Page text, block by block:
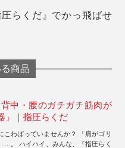
らくだ』でかっ飛ばせ
商品
中・腰のガチガチ筋肉が
」｜指圧らくだ
わばっていませんか？ 「肩がゴリ
。 ハイハイ、みんな、『指圧らく